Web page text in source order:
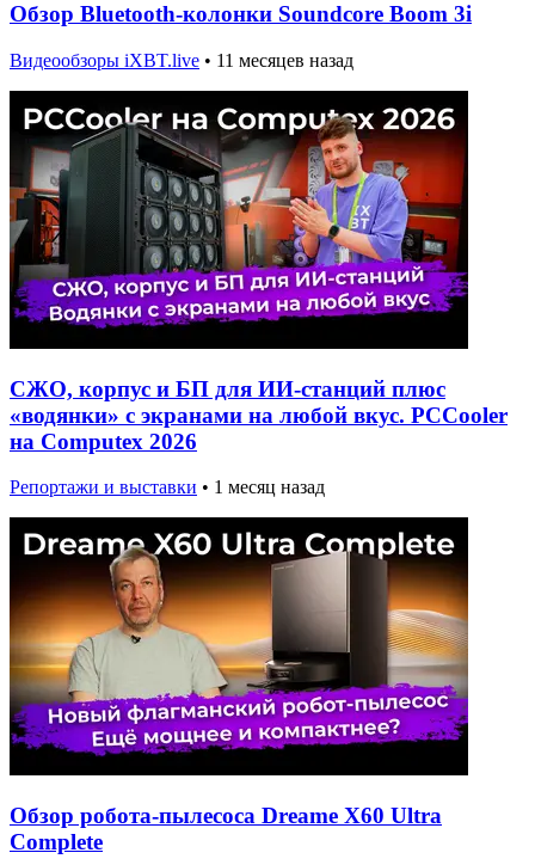
Обзор Bluetooth-колонки Soundcore Boom 3i
Видеообзоры iXBT.live • 11 месяцев назад
СЖО, корпус и БП для ИИ-станций плюс
«водянки» с экранами на любой вкус. PCCooler
на Computex 2026
Репортажи и выставки • 1 месяц назад
Обзор робота-пылесоса Dreame X60 Ultra
Complete